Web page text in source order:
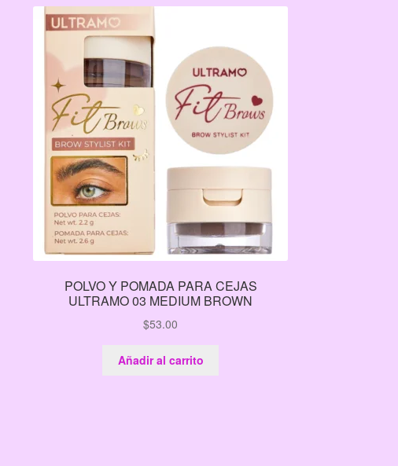
POLVO Y POMADA PARA CEJAS
ULTRAMO 03 MEDIUM BROWN
$53.00
Añadir al carrito